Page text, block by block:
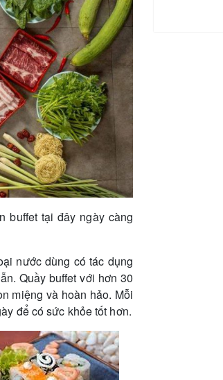
buffet tại đây ngày càng
nước dùng có tác dụng
Quầy buffet với hơn 30
miệng và hoàn hảo. Mỗi
để có sức khỏe tốt hơn.